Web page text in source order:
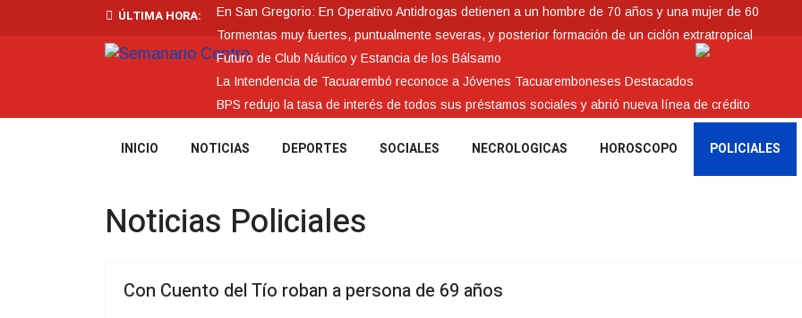
ÚLTIMA HORA:
En San Gregorio: En Operativo Antidrogas detienen a un hombre de 70 años y una mujer de 60
Tormentas muy fuertes, puntualmente severas, y posterior formación de un ciclón extratropical
Futuro de Club Náutico y Estancia de los Bálsamo
La Intendencia de Tacuarembó reconoce a Jóvenes Tacuaremboneses Destacados
BPS redujo la tasa de interés de todos sus préstamos sociales y abrió nueva línea de crédito
INICIO NOTICIAS DEPORTES SOCIALES NECROLOGICAS HOROSCOPO POLICIALES
Noticias Policiales
Con Cuento del Tío roban a persona de 69 años